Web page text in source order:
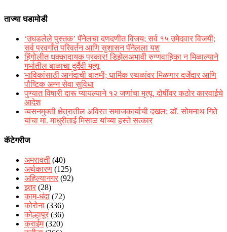
ताज्या घडामोडी
‘उघडलेले पुस्तक’ पॅनेलचा दणदणीत विजय; सर्व १५ उमेदवार विजयी;
सर्व प्रवर्गांत परिवर्तन आणि सुशासन पॅनेलला यश
हिंगोलीत धक्कादायक प्रकार! डिझेलअभावी रुग्णवाहिका न मिळाल्याने
गर्भातील बाळाचा दुर्दैवी मृत्यू
भाविकांसाठी आनंदाची बातमी; धार्मिक स्थळांवर मिळणार दर्जेदार आणि
पौष्टिक अन्न सेवा सुविधा
पुण्यात विषारी दारू प्यायल्याने १२ जणांचा मृत्यू, दोषींवर कठोर कारवाईचे
आदेश
व्यसनमुक्ती क्षेत्रातील अविरत समाजकार्याची दखल; डॉ. सोमनाथ गिते
यांचा मा. माधुरीताई मिसाळ यांच्या हस्ते सत्कार
कॅटेगरीज
अमरावती (40)
अर्थकारण (125)
अहिल्यानगर (92)
इतर (28)
काम-धंदा (72)
कोरोना (336)
कोल्हापूर (36)
क्राईम(320)